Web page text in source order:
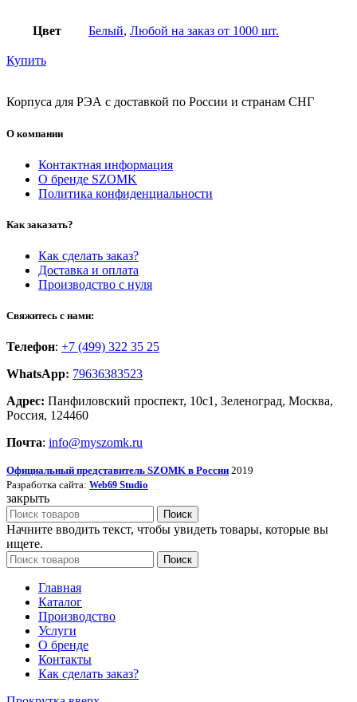
Цвет Белый, Любой на заказ от 1000 шт.
Купить
Корпуса для РЭА с доставкой по России и странам СНГ
О компании
Контактная информация
О бренде SZOMK
Политика конфиденциальности
Как заказать?
Как сделать заказ?
Доставка и оплата
Производство с нуля
Свяжитесь с нами:
Телефон: +7 (499) 322 35 25
WhatsApp: 79636383523
Адрес: Панфиловский проспект, 10с1, Зеленоград, Москва,
Россия, 124460
Почта: info@myszomk.ru
Официальный представитель SZOMK в России 2019
Разработка сайта: Web69 Studio
закрыть
Поиск
Начните вводить текст, чтобы увидеть товары, которые вы
ищете.
Поиск
Главная
Каталог
Производство
Услуги
О бренде
Контакты
Как сделать заказ?